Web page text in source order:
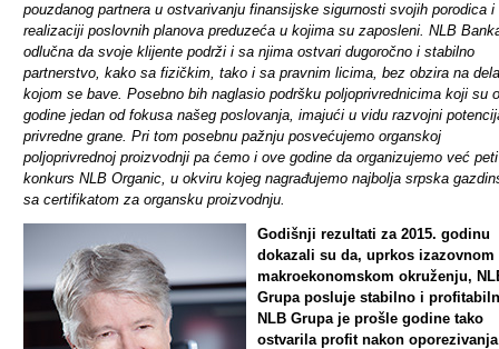
pouzdanog partnera u ostvarivanju finansijske sigurnosti svojih porodica i
realizaciji poslovnih planova preduzeća u kojima su zaposleni. NLB
odlučna da svoje klijente podrži i sa njima ostvari dugoročno i stabilno
partnerstvo, kako sa fizičkim, tako i sa pravnim licima, bez obzira na
kojom se bave. Posebno bih naglasio podršku poljoprivrednicima koji su
godine jedan od fokusa našeg poslovanja, imajući u vidu razvojni
privredne grane. Pri tom posebnu pažnju posvećujemo organskoj
poljoprivrednoj proizvodnji pa ćemo i ove godine da organizujemo već
konkurs NLB Organic, u okviru kojeg nagrađujemo najbolja srpska
sa certifikatom za organsku proizvodnju.
Godišnji rezultati za 2015. godinu
dokazali su da, uprkos izazovnom
makroekonomskom okruženju,
Grupa posluje stabilno i
NLB Grupa je prošle godine tako
ostvarila profit nakon